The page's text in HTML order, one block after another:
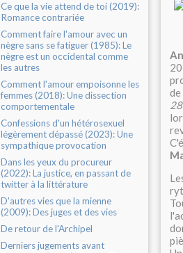
Ce que la vie attend de toi (2019):
Romance contrariée
Comment faire l'amour avec un
nègre sans se fatiguer (1985): Le
nègre est un occidental comme
les autres
Comment l'amour empoisonne les
femmes (2018): Une dissection
comportementale
Confessions d'un hétérosexuel
légèrement dépassé (2023): Une
sympathique provocation
Dans les yeux du procureur
(2022): La justice, en passant de
twitter à la littérature
D'autres vies que la mienne
(2009): Des juges et des vies
De retour de l'Archipel
Derniers jugements avant
28